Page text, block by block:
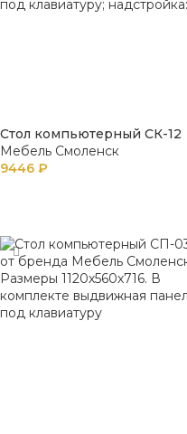
Стол компьютерный СК-12
Мебель Смоленск
9446 ₽